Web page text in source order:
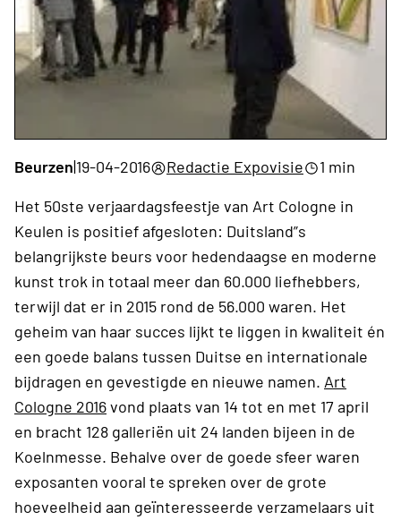
Beurzen|19-04-2016 Redactie Expovisie
1 min
Het 50ste verjaardagsfeestje van Art Cologne in
Keulen is positief afgesloten: Duitsland”s
belangrijkste beurs voor hedendaagse en moderne
kunst trok in totaal meer dan 60.000 liefhebbers,
terwijl dat er in 2015 rond de 56.000 waren. Het
geheim van haar succes lijkt te liggen in kwaliteit én
een goede balans tussen Duitse en internationale
bijdragen en gevestigde en nieuwe namen. Art
Cologne 2016vond plaats van 14 tot en met 17 april
en bracht 128 galleriën uit 24 landen bijeen in de
Koelnmesse. Behalve over de goede sfeer waren
exposanten vooral te spreken over de grote
hoeveelheid aan geïnteresseerde verzamelaars uit